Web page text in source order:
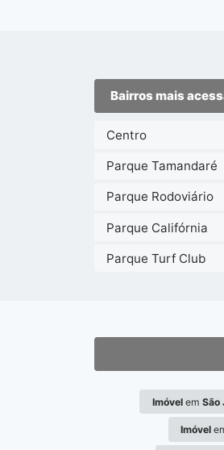
Bairros mais
Centro
Parque Tamandaré
Parque Rodoviário
Parque Califórnia
Parque Turf Club
Imóvelem São
Imóvel